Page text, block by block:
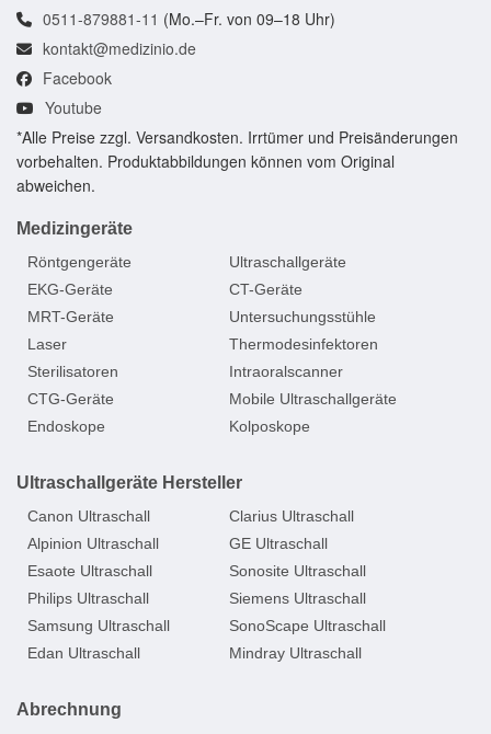
0511-879881-11 (Mo.–Fr. von 09–18 Uhr)
kontakt@medizinio.de
Facebook
Youtube
*Alle Preise zzgl. Versandkosten. Irrtümer und Preisänderungen
vorbehalten. Produktabbildungen können vom Original
abweichen.
Medizingeräte
Röntgengeräte
Ultraschallgeräte
EKG-Geräte
CT-Geräte
MRT-Geräte
Untersuchungsstühle
Laser
Thermodesinfektoren
Sterilisatoren
Intraoralscanner
CTG-Geräte
Mobile Ultraschallgeräte
Endoskope
Kolposkope
Ultraschallgeräte Hersteller
Canon Ultraschall
Clarius Ultraschall
Alpinion Ultraschall
GE Ultraschall
Esaote Ultraschall
Sonosite Ultraschall
Philips Ultraschall
Siemens Ultraschall
Samsung Ultraschall
SonoScape Ultraschall
Edan Ultraschall
Mindray Ultraschall
Abrechnung